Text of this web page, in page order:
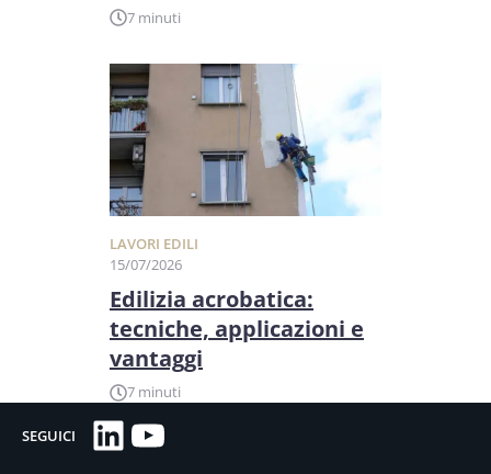
7 minuti
LAVORI EDILI
15/07/2026
Edilizia acrobatica:
tecniche, applicazioni e
vantaggi
7 minuti
SEGUICI LinkedIn
YouTube